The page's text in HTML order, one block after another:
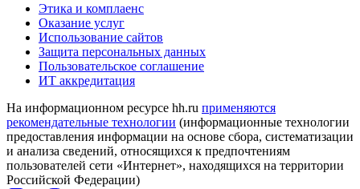
Этика и комплаенс
Оказание услуг
Использование сайтов
Защита персональных данных
Пользовательское соглашение
ИТ аккредитация
На информационном ресурсе hh.ru применяются
рекомендательные технологии (информационные технологии
предоставления информации на основе сбора, систематизации
и анализа сведений, относящихся к предпочтениям
пользователей сети «Интернет», находящихся на территории
Российской Федерации)